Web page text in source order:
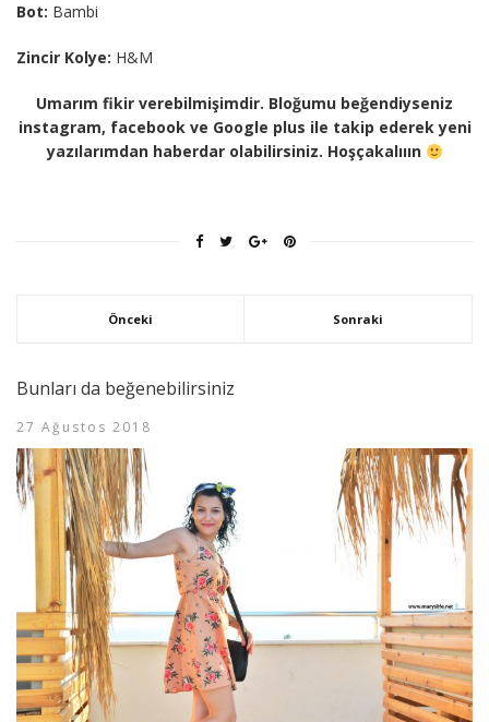
Bot: Bambi
Zincir Kolye: H&M
Umarım fikir verebilmişimdir. Bloğumu beğendiyseniz
instagram, facebook ve Google plus ile takip ederek yeni
yazılarımdan haberdar olabilirsiniz. Hoşçakalııın
Önceki Sonraki
Bunları da beğenebilirsiniz
27 Ağustos 2018